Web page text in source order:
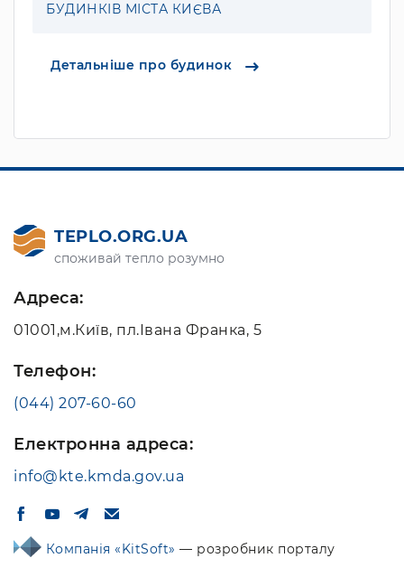
БУДИНКІВ МІСТА КИЄВА
Детальніше про будинок
TEPLO.ORG.UA
споживай тепло розумно
Адреса:
01001,м.Київ, пл.Івана Франка, 5
Телефон:
(044) 207-60-60
Електронна адреса:
info@kte.kmda.gov.ua
Компанія «KitSoft» — розробник порталу